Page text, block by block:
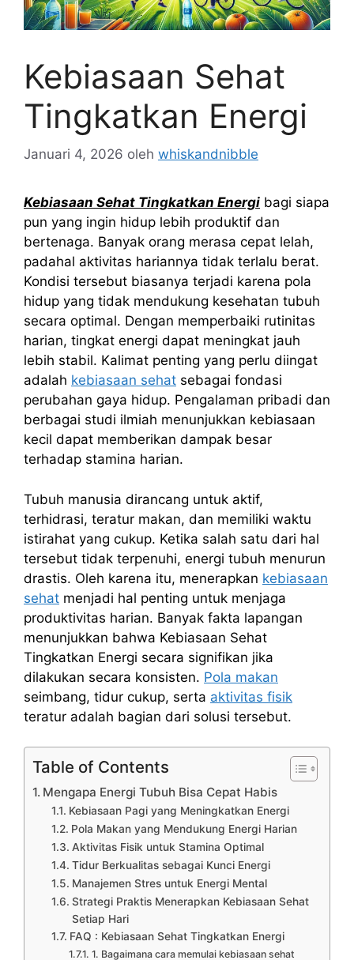
Kebiasaan Sehat
Tingkatkan Energi
Januari 4, 2026 oleh whiskandnibble
Kebiasaan Sehat Tingkatkan Energi bagi siapa
pun yang ingin hidup lebih produktif dan
bertenaga. Banyak orang merasa cepat lelah,
padahal aktivitas hariannya tidak terlalu berat.
Kondisi tersebut biasanya terjadi karena pola
hidup yang tidak mendukung kesehatan tubuh
secara optimal. Dengan memperbaiki rutinitas
harian, tingkat energi dapat meningkat jauh
lebih stabil. Kalimat penting yang perlu diingat
adalah kebiasaan sehat sebagai fondasi
perubahan gaya hidup. Pengalaman pribadi dan
berbagai studi ilmiah menunjukkan kebiasaan
kecil dapat memberikan dampak besar
terhadap stamina harian.
Tubuh manusia dirancang untuk aktif,
terhidrasi, teratur makan, dan memiliki waktu
istirahat yang cukup. Ketika salah satu dari hal
tersebut tidak terpenuhi, energi tubuh menurun
drastis. Oleh karena itu, menerapkan kebiasaan
sehat menjadi hal penting untuk menjaga
produktivitas harian. Banyak fakta lapangan
menunjukkan bahwa Kebiasaan Sehat
Tingkatkan Energi secara signifikan jika
dilakukan secara konsisten. Pola makan
seimbang, tidur cukup, serta aktivitas fisik
teratur adalah bagian dari solusi tersebut.
Table of Contents
Mengapa Energi Tubuh Bisa Cepat Habis
Kebiasaan Pagi yang Meningkatkan Energi
Pola Makan yang Mendukung Energi Harian
Aktivitas Fisik untuk Stamina Optimal
Tidur Berkualitas sebagai Kunci Energi
Manajemen Stres untuk Energi Mental
Strategi Praktis Menerapkan Kebiasaan Sehat
Setiap Hari
FAQ : Kebiasaan Sehat Tingkatkan Energi
1. Bagaimana cara memulai kebiasaan sehat